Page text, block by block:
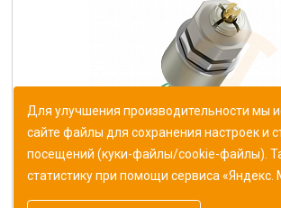
Резистор переменный СП5-16ВА-
ОЖО.468.519ТУ
Для улучшения производительности мы
сайте файлы для сохранения настроек и
посещений (куки-файлы/cookie-файлы).
статистику при помощи сервиса «Яндекс.